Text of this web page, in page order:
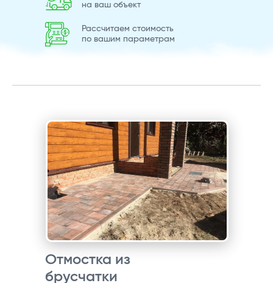
на ваш объект
Рассчитаем стоимость
по вашим параметрам
Отмостка из
брусчатки